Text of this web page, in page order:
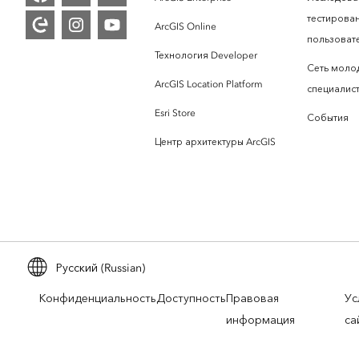
ArcGIS Online
Технология Developer
ArcGIS Location Platform
Esri Store
Центр архитектуры ArcGIS
Сеть
События
Русский (Russian)
КонфиденциальностьДоступностьПравовая
информация